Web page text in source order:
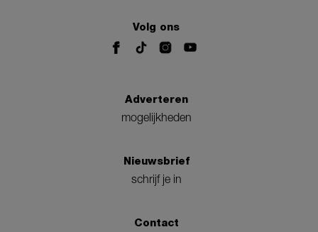
Volg ons
Adverteren
mogelijkheden
Nieuwsbrief
schrijf je in
Contact